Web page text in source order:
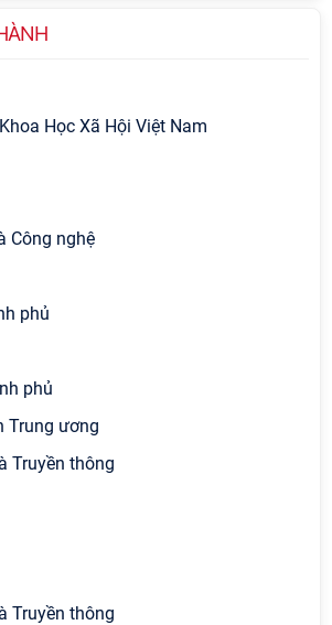
Học Xã Hội Việt Nam
Công nghệ
phủ
phủ
Trung ương
Truyền thông
Truyền thông